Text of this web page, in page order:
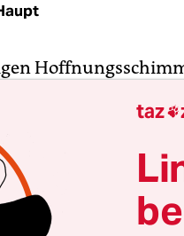
wieder im
im Champions-
nur irgendetwas?
und des
taz 